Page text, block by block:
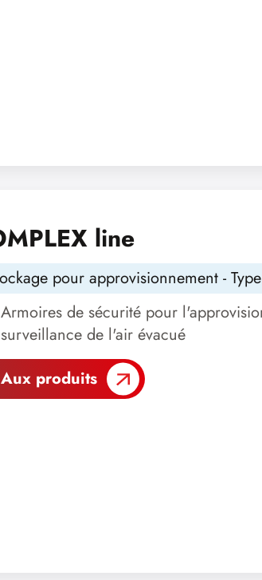
line
pour approvisionnement -
Armoires de sécurité pour
surveillance de l'air évacué
Aux produits